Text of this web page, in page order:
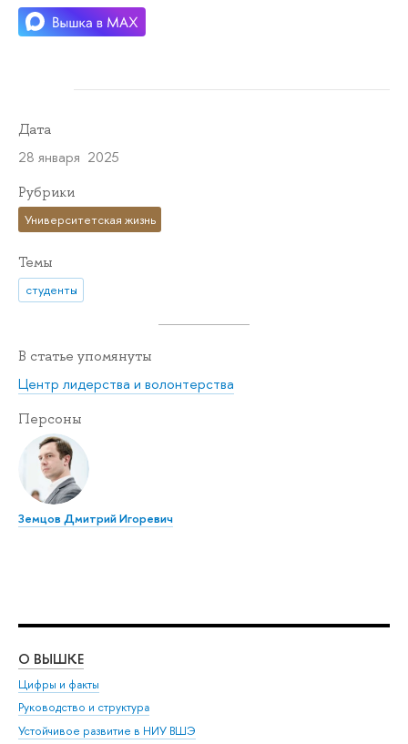
Дата
28 января 2025
Рубрики
Университетская жизнь
Темы
студенты
В статье упомянуты
Центр лидерства и волонтерства
Персоны
Земцов Дмитрий Игоревич
О ВЫШКЕ
Цифры и факты
Руководство и структура
Устойчивое развитие в НИУ ВШЭ